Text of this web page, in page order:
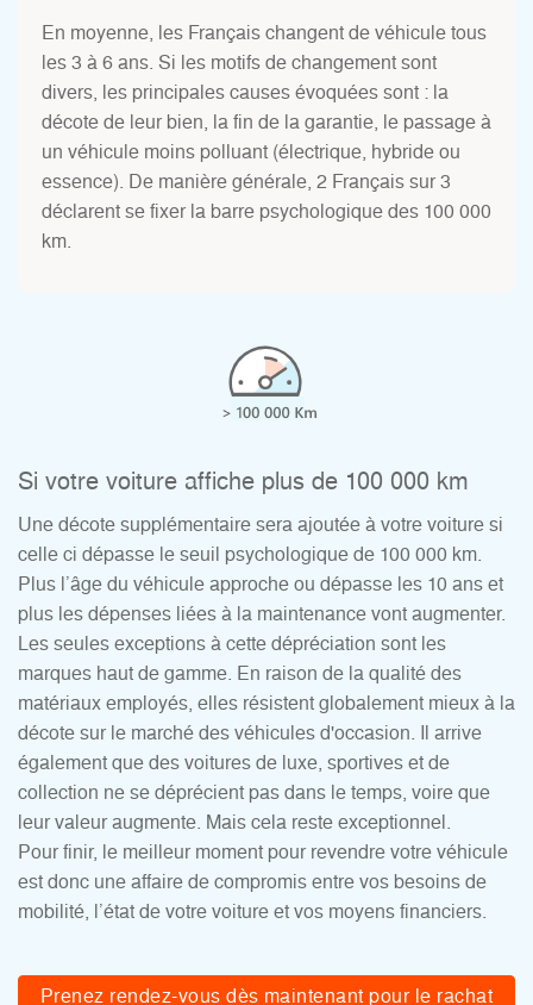
En moyenne, les Français changent de véhicule tous
les 3 à 6 ans. Si les motifs de changement sont
divers, les principales causes évoquées sont : la
décote de leur bien, la fin de la garantie, le passage à
un véhicule moins polluant (électrique, hybride ou
essence). De manière générale, 2 Français sur 3
déclarent se fixer la barre psychologique des 100 000
km.
Si votre voiture affiche plus de 100 000 km
Une décote supplémentaire sera ajoutée à votre voiture si
celle ci dépasse le seuil psychologique de 100 000 km.
Plus l’âge du véhicule approche ou dépasse les 10 ans et
plus les dépenses liées à la maintenance vont augmenter.
Les seules exceptions à cette dépréciation sont les
marques haut de gamme. En raison de la qualité des
matériaux employés, elles résistent globalement mieux à la
décote sur le marché des véhicules d'occasion. Il arrive
également que des voitures de luxe, sportives et de
collection ne se déprécient pas dans le temps, voire que
leur valeur augmente. Mais cela reste exceptionnel.
Pour finir, le meilleur moment pour revendre votre véhicule
est donc une affaire de compromis entre vos besoins de
mobilité, l’état de votre voiture et vos moyens financiers.
Prenez rendez-vous dès maintenant pour le rachat